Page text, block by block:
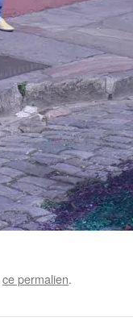
ce permalien.